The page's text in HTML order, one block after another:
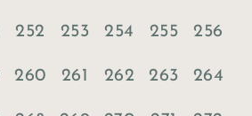
252 253 254 255 256
260 261 262 263 264